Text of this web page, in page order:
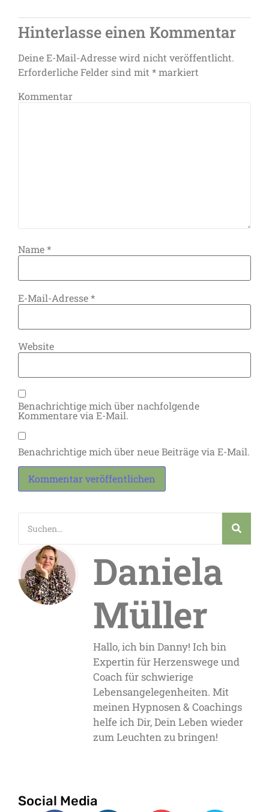
Hinterlasse einen Kommentar
Deine E-Mail-Adresse wird nicht veröffentlicht.
Erforderliche Felder sind mit *markiert
Kommentar
Name*
E-Mail-Adresse*
Website
Benachrichtige mich über nachfolgende
Kommentare via E-Mail.
Benachrichtige mich über neue Beiträge via E-Mail.
Daniela
Müller
Hallo, ich bin Danny! Ich bin
Expertin für Herzenswege und
Coach für schwierige
Lebensangelegenheiten. Mit
meinen Hypnosen & Coachings
helfe ich Dir, Dein Leben wieder
zum Leuchten zu bringen!
Social Media